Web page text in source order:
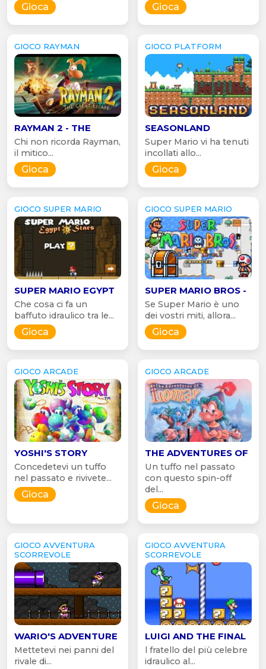
Gioca Gioca
GIOCO RAYMAN
RAYMAN 2 - THE
Chi non ricorda Rayman,
il mitico...
Gioca
GIOCO PLATFORM
SEASONLAND
Super Mario vi ha tenuti
incollati allo...
Gioca
GIOCO SUPER MARIO
SUPER MARIO EGYPT
Che cosa ci fa un
baffuto idraulico tra le...
Gioca
GIOCO SUPER MARIO
SUPER MARIO BROS -
Se Super Mario è uno
dei vostri miti, allora...
Gioca
GIOCO ARCADE
YOSHI'S STORY
Concedetevi un tuffo
nel passato e rivivete...
Gioca
GIOCO ARCADE
THE ADVENTURES OF
Un tuffo nel passato
con questo spin-off
del...
Gioca
GIOCO AVVENTURA
SCORREVOLE
WARIO'S ADVENTURE
Mettetevi nei panni del
rivale di...
GIOCO AVVENTURA
SCORREVOLE
LUIGI AND THE FINAL
l fratello del più celebre
idraulico al...